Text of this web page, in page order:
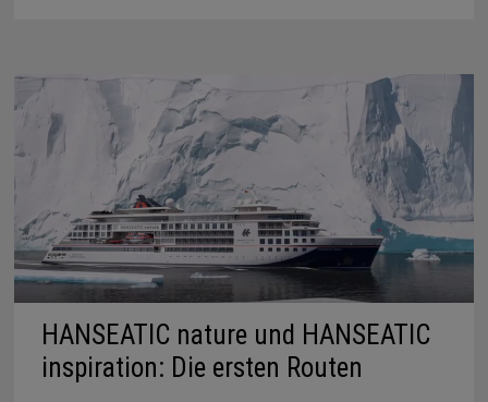
HANSEATIC nature und HANSEATIC
inspiration: Die ersten Routen